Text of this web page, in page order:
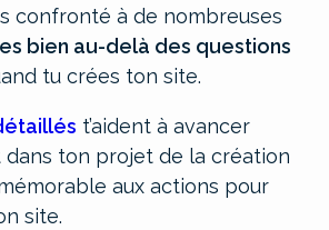
confronté à de nombreuses
bien au-delà des questions
tu crées ton site.
t’aident à avancer
ton projet de la création
aux actions pour
site.